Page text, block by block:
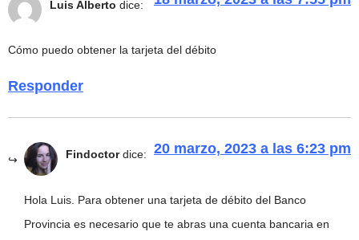
Luis Alberto dice:
Cómo puedo obtener la tarjeta del débito
Responder
Findoctor dice: 20 marzo, 2023 a las 6:23 pm
Hola Luis. Para obtener una tarjeta de débito del Banco
Provincia es necesario que te abras una cuenta bancaria en